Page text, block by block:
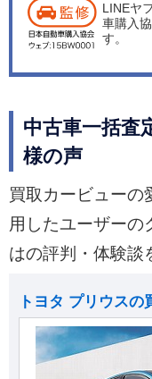
LINEヤ
車購入
す。
中古車一括査
様の声
買取カービューの
用したユーザーの
はの評判・体験談
トヨタ プリウス